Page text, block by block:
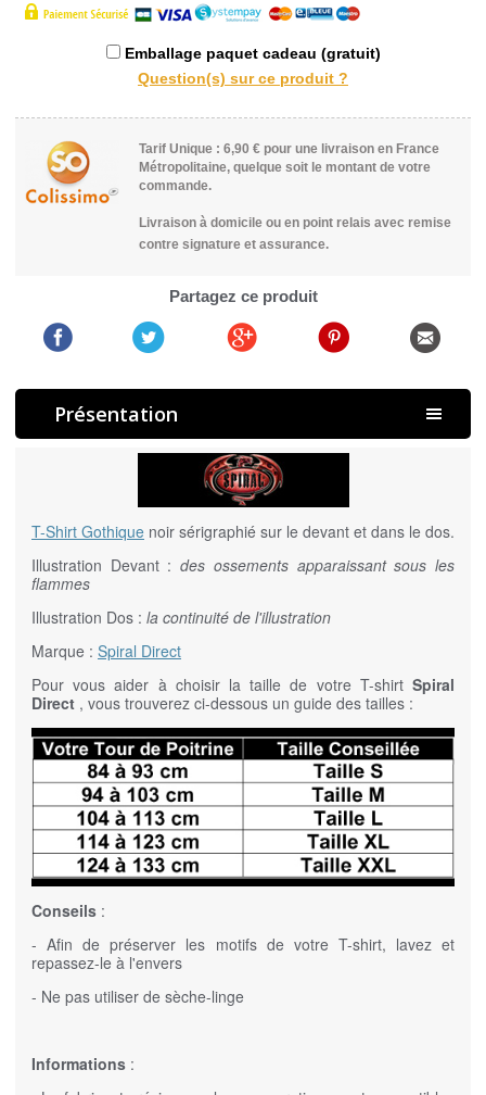
Emballage paquet cadeau (gratuit)
Tarif Unique : 6,90 € pour une livraison en France
Métropolitaine, quelque soit le montant de votre
commande.
Livraison à domicile ou en point relais avec remise
contre signature et assurance.
Partagez ce produit
Présentation
T-Shirt Gothique noir sérigraphié sur le devant et dans le dos.
Illustration Devant :des ossements apparaissant sous les
flammes
Illustration Dos : la continuité de l'illustration
Marque : Spiral Direct
Pour vous aider à choisir la taille de votre T-shirt Spiral
Direct , vous trouverez ci-dessous un guide des tailles :
Conseils :
- Afin de préserver les motifs de votre T-shirt, lavez et
repassez-le à l'envers
- Ne pas utiliser de sèche-linge
Informations :